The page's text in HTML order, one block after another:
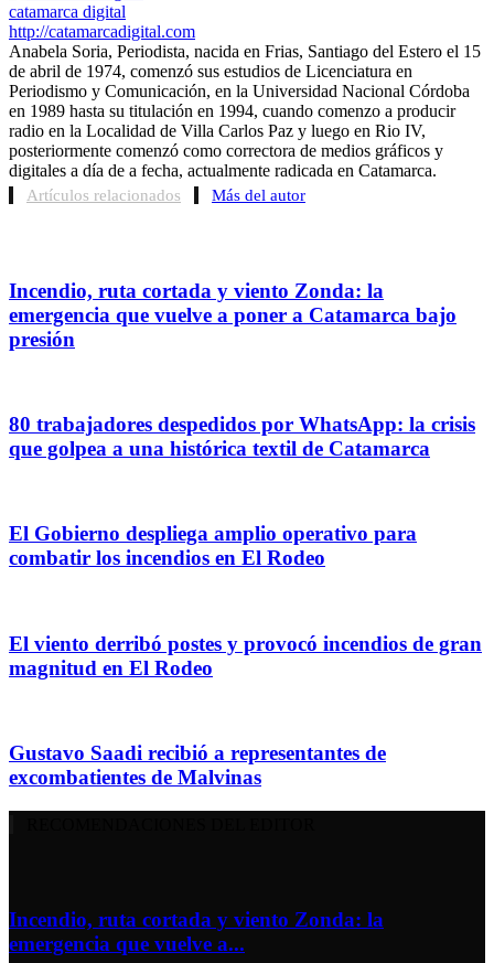
catamarca digital
http://catamarcadigital.com
Anabela Soria, Periodista, nacida en Frias, Santiago del Estero el 15
de abril de 1974, comenzó sus estudios de Licenciatura en
Periodismo y Comunicación, en la Universidad Nacional Córdoba
en 1989 hasta su titulación en 1994, cuando comenzo a producir
radio en la Localidad de Villa Carlos Paz y luego en Rio IV,
posteriormente comenzó como correctora de medios gráficos y
digitales a día de a fecha, actualmente radicada en Catamarca.
Artículos relacionados Más del autor
Incendio, ruta cortada y viento Zonda: la
emergencia que vuelve a poner a Catamarca bajo
presión
80 trabajadores despedidos por WhatsApp: la crisis
que golpea a una histórica textil de Catamarca
El Gobierno despliega amplio operativo para
combatir los incendios en El Rodeo
El viento derribó postes y provocó incendios de gran
magnitud en El Rodeo
Gustavo Saadi recibió a representantes de
excombatientes de Malvinas
Incendio, ruta cortada y viento Zonda: la
emergencia que vuelve a...